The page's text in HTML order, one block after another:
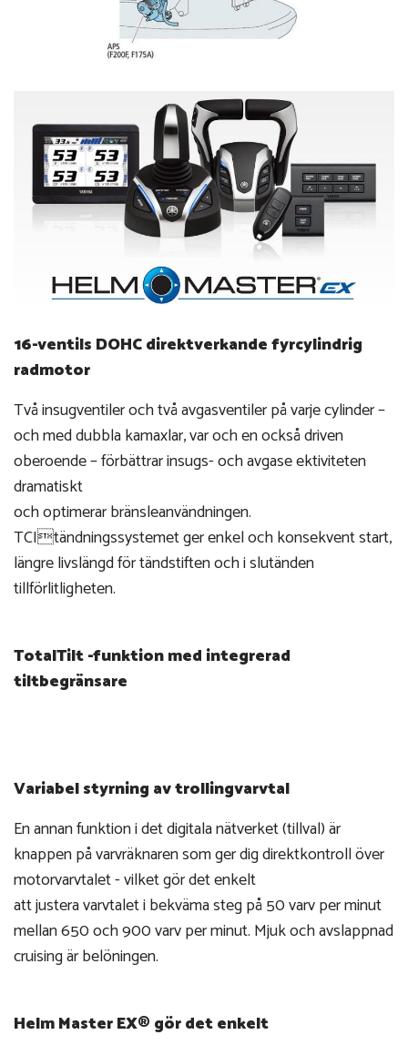
16-ventils DOHC direktverkande fyrcylindrig
radmotor
Två insugventiler och två avgasventiler på varje cylinder –
och med dubbla kamaxlar, var och en också driven
oberoende – förbättrar insugs- och avgase ektiviteten
dramatiskt
och optimerar bränsleanvändningen.
TCItändningssystemet ger enkel och konsekvent start,
längre livslängd för tändstiften och i slutänden
tillförlitligheten.
TotalTilt -funktion med integrerad
tiltbegränsare
Variabel styrning av trollingvarvtal
En annan funktion i det digitala nätverket (tillval) är
knappen på varvräknaren som ger dig direktkontroll över
motorvarvtalet - vilket gör det enkelt
att justera varvtalet i bekväma steg på 50 varv per minut
mellan 650 och 900 varv per minut. Mjuk och avslappnad
cruising är belöningen.
Helm Master EX® gör det enkelt